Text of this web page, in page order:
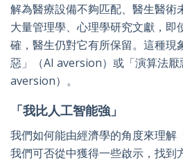
解為醫療設備不夠匹配、醫生醫術
大量管理學、心理學研究文獻，即
確，醫生仍對它有所保留。這種現
惡」（AI aversion）或「演算法
aversion）。
「我比人工智能強」
我們如何能由經濟學的角度來理解
我們可否從中獲得一些啟示，找到